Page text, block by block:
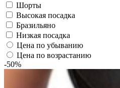
Шорты
Высокая посадка
Бразильяно
Низкая посадка
Цена по убыванию
Цена по возрастанию
-50%